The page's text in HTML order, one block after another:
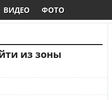
ВИДЕО ФОТО
из зоны